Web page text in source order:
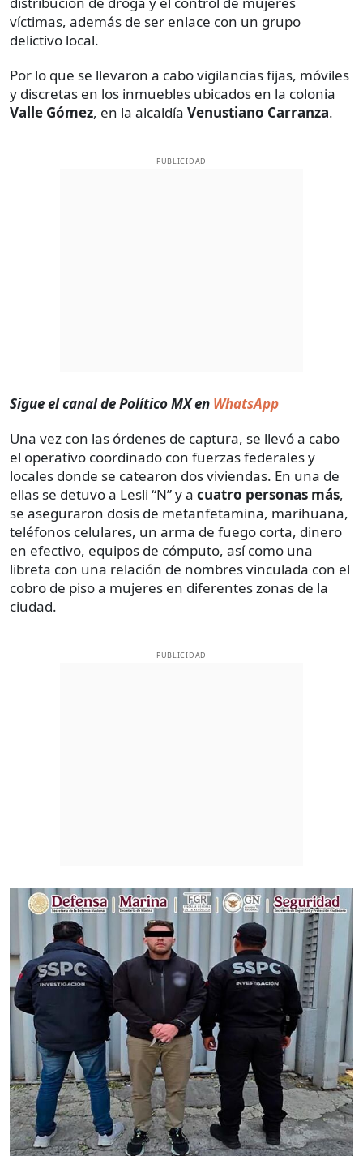
víctimas, además de ser enlace con un grupo
delictivo local.
Por lo que se llevaron a cabo vigilancias fijas, móviles
y discretas en los inmuebles ubicados en la colonia
Valle Gómez, en la alcaldía Venustiano Carranza.
PUBLICIDAD
Sigue el canal de Político MX en WhatsApp
Una vez con las órdenes de captura, se llevó a cabo
el operativo coordinado con fuerzas federales y
locales donde se catearon dos viviendas. En una de
ellas se detuvo a Lesli “N” y a cuatro personas más,
se aseguraron dosis de metanfetamina, marihuana,
teléfonos celulares, un arma de fuego corta, dinero
en efectivo, equipos de cómputo, así como una
libreta con una relación de nombres vinculada con el
cobro de piso a mujeres en diferentes zonas de la
ciudad.
PUBLICIDAD